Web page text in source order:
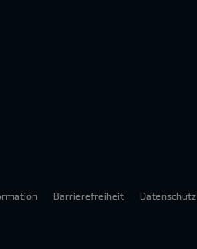
Barrierefreiheit Datenschutz